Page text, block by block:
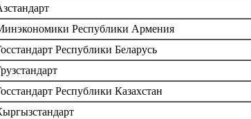
Республики Армения
Республики Беларусь
Республики Казахстан